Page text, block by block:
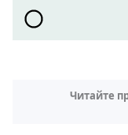
Читайте